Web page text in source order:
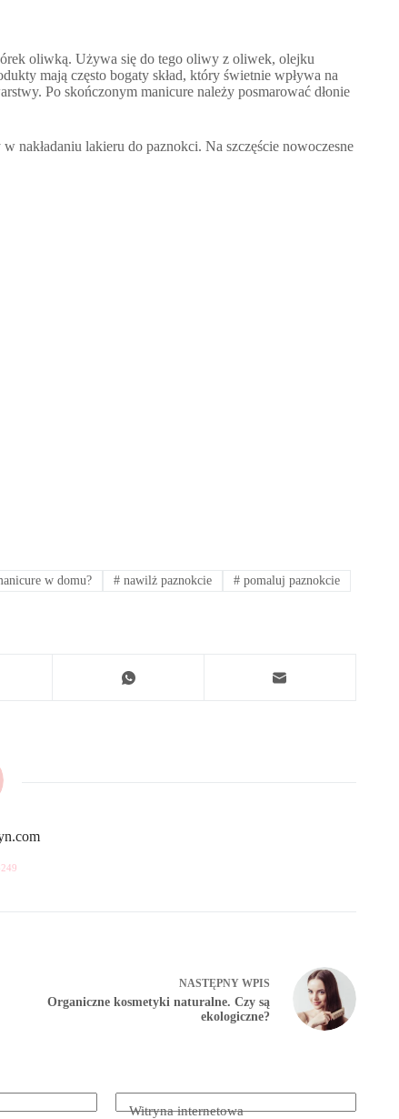
oliwką. Używa się do tego oliwy z oliwek, olejku
mają często bogaty skład, który świetnie wpływa na
Po skończonym manicure należy posmarować dłonie
lakieru do paznokci. Na szczęście nowoczesne
w domu? # nawilż paznokcie #pomaluj paznokcie
NASTĘPNY WPIS
Organiczne kosmetyki naturalne. Czy są
ekologiczne?
Witryna internetowa